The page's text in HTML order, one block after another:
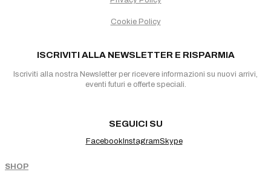
Cookie Policy
ISCRIVITI ALLA NEWSLETTER E RISPARMIA
Iscriviti alla nostra Newsletter per ricevere informazioni su nuovi arrivi,
eventi futuri e offerte speciali.
SEGUICI SU
FacebookInstagramSkype
SHOP